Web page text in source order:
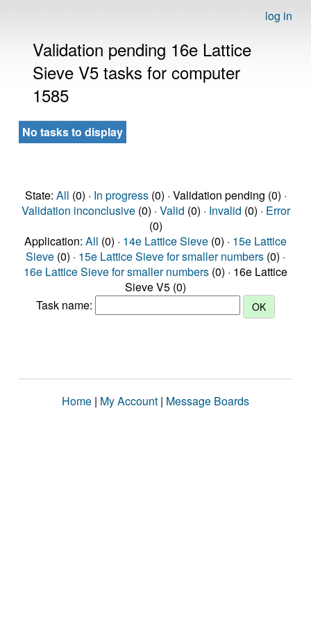
log in
Validation pending 16e Lattice
Sieve V5 tasks for computer
1585
No tasks to display
State: All (0) · In progress(0) · Validation pending (0) ·
Validation inconclusive(0) · Valid (0) · Invalid (0) · Error
(0)
Application: All (0) · 14e Lattice Sieve (0) · 15e Lattice
Sieve (0) · 15e Lattice Sieve for smaller numbers (0) ·
16e Lattice Sieve for smaller numbers (0) · 16e Lattice
Sieve V5 (0)
Task name:
Home | My Account | Message Boards